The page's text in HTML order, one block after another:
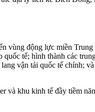
vùng động lực miền
tế; hình thành các
vận tải quốc tế chính;
và khu kinh tế đầy tiềm